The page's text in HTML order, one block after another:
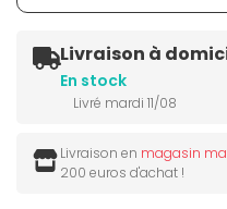
Livraison à
En stock
Livré mardi 11/08
Livraison en magasin
200 euros d'achat !